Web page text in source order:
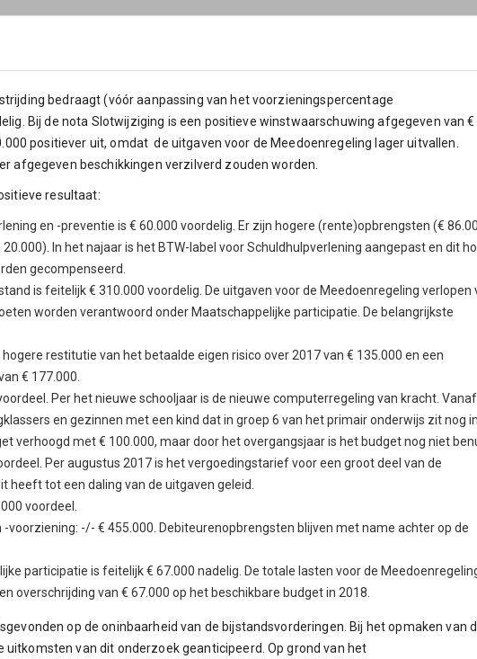
bedraagt (vóór aanpassing van het voorzieningspercentage
Bij de nota Slotwijziging is een positieve winstwaarschuwing afgegeven van €
positiever uit, omdat de uitgaven voor de Meedoenregeling lager uitvallen.
afgegeven beschikkingen verzilverd zouden worden.
resultaat:
en -preventie is € 60.000 voordelig. Er zijn hogere (rente)opbrengsten (€
In het najaar is het BTW-label voor Schuldhulpverlening aangepast en dit
gecompenseerd.
is feitelijk € 310.000 voordelig. De uitgaven voor de Meedoenregeling verlopen
worden verantwoord onder Maatschappelijke participatie. De belangrijkste
hogere restitutie van het betaalde eigen risico over 2017 van € 135.000 en een
€ 177.000.
Per het nieuwe schooljaar is de nieuwe computerregeling van kracht.
en gezinnen met een kind dat in groep 6 van het primair onderwijs zit nog in
verhoogd met € 100.000, maar door het overgangsjaar is het budget nog niet
Per augustus 2017 is het vergoedingstarief voor een groot deel van de
heeft tot een daling van de uitgaven geleid.
voordeel.
voorziening: -/- € 455.000. Debiteurenopbrengsten blijven met name achter op de
participatie is feitelijk € 67.000 nadelig. De totale lasten voor de
overschrijding van € 67.000 op het beschikbare budget in 2018.
op de oninbaarheid van de bijstandsvorderingen. Bij het opmaken van
uitkomsten van dit onderzoek geanticipeerd. Op grond van het